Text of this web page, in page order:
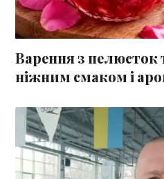
Варення з пелюсток
ніжним смаком і